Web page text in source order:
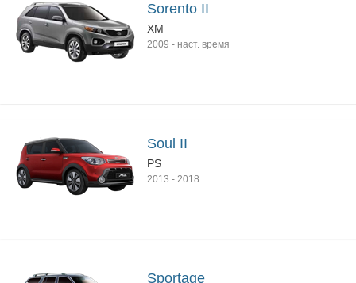
Sorento II
XM
2009 - наст. время
Soul II
PS
2013 - 2018
Sportage